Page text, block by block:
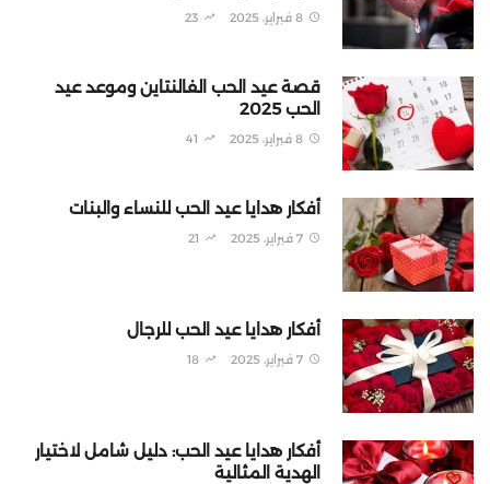
8 فبراير، 2025 23
قصة عيد الحب الفالنتاين وموعد عيد
الحب 2025
8 فبراير، 2025 41
أفكار هدايا عيد الحب للنساء والبنات
7 فبراير، 2025 21
أفكار هدايا عيد الحب للرجال
7 فبراير، 2025 18
أفكار هدايا عيد الحب: دليل شامل لاختيار
الهدية المثالية